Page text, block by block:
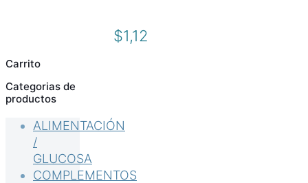
$1,12
Carrito
Categorias de
productos
ALIMENTACIÓN
/
GLUCOSA
COMPLEMENTOS